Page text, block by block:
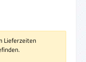
Lieferzeiten